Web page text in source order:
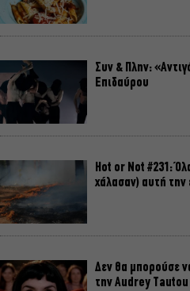
Συν & Πλην:
Επιδαύρου
Hot or Not #231:
χάλασαν) αυτή την
Δεν θα μπορούσε
την Audrey Tautou